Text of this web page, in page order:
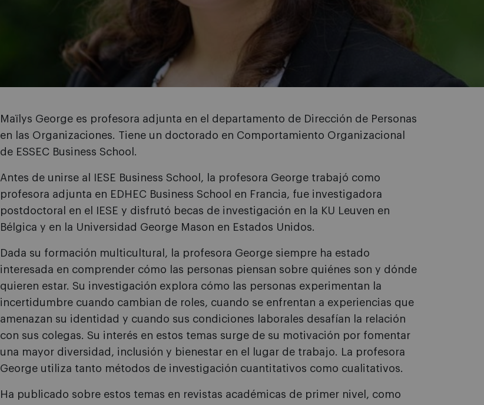
Maïlys George es profesora adjunta en el departamento de Dirección de Personas
en las Organizaciones. Tiene un doctorado en Comportamiento Organizacional
de ESSEC Business School.
Antes de unirse al IESE Business School, la profesora George trabajó como
profesora adjunta en EDHEC Business School en Francia, fue investigadora
postdoctoral en el IESE y disfrutó becas de investigación en la KU Leuven en
Bélgica y en la Universidad George Mason en Estados Unidos.
Dada su formación multicultural, la profesora George siempre ha estado
interesada en comprender cómo las personas piensan sobre quiénes son y dónde
quieren estar. Su investigación explora cómo las personas experimentan la
incertidumbre cuando cambian de roles, cuando se enfrentan a experiencias que
amenazan su identidad y cuando sus condiciones laborales desafían la relación
con sus colegas. Su interés en estos temas surge de su motivación por fomentar
una mayor diversidad, inclusión y bienestar en el lugar de trabajo. La profesora
George utiliza tanto métodos de investigación cuantitativos como cualitativos.
Ha publicado sobre estos temas en revistas académicas de primer nivel, como